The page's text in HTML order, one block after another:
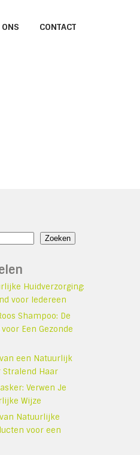
ONS CONTACT
Zoeken
Huidverzorging:
voor Iedereen
Shampoo: De
Een Gezonde
een Natuurlijk
Stralend Haar
Verwen Je
Wijze
Natuurlijke
voor een